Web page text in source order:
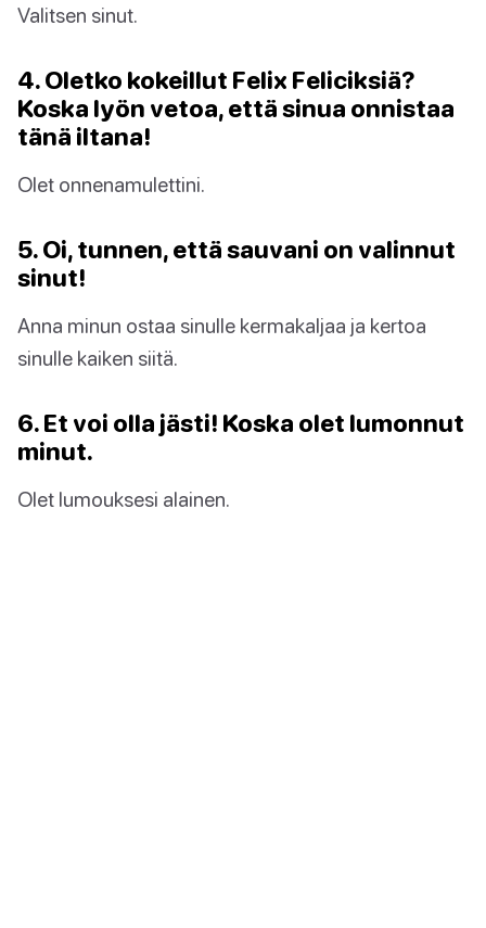
Valitsen sinut.
4. Oletko kokeillut Felix Feliciksiä?
Koska lyön vetoa, että sinua onnistaa
tänä iltana!
Olet onnenamulettini.
5. Oi, tunnen, että sauvani on valinnut
sinut!
Anna minun ostaa sinulle kermakaljaa ja kertoa
sinulle kaiken siitä.
6. Et voi olla jästi! Koska olet lumonnut
minut.
Olet lumouksesi alainen.